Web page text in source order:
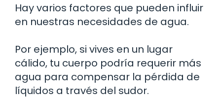
Hay varios factores que pueden influir
en nuestras necesidades de agua.
Por ejemplo, si vives en un lugar
cálido, tu cuerpo podría requerir más
agua para compensar la pérdida de
líquidos a través del sudor.